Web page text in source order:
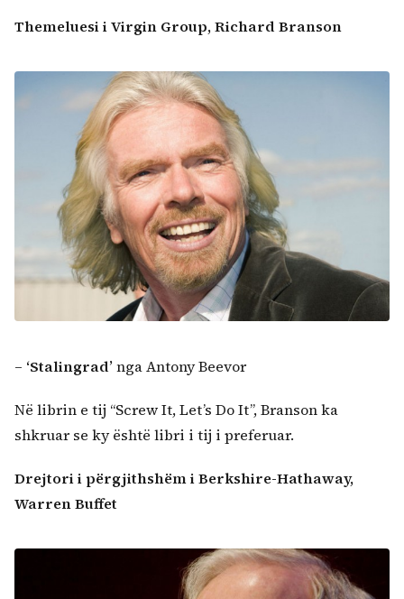
Themeluesi i Virgin Group, Richard Branson
– ‘Stalingrad’nga Antony Beevor
Në librin e tij “Screw It, Let’s Do It”, Branson ka
shkruar se ky është libri i tij i preferuar.
Drejtori i përgjithshëm i Berkshire-Hathaway,
Warren Buffet